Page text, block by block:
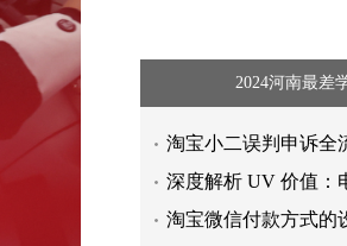
2024河南最差
淘宝小二误判申诉全
深度解析 UV 价值：
淘宝微信付款方式的